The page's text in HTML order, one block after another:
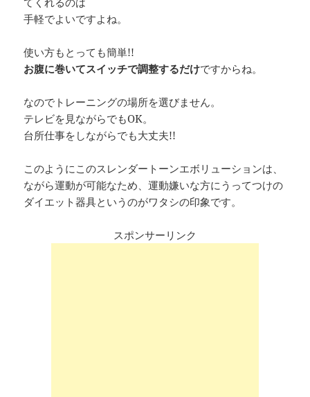
手軽でよいですよね。
使い方もとっても簡単!!
お腹に巻いてスイッチで調整するだけですからね。
なのでトレーニングの場所を選びません。
テレビを見ながらでもOK。
台所仕事をしながらでも大丈夫!!
このようにこのスレンダートーンエボリューションは、
ながら運動が可能なため、運動嫌いな方にうってつけの
ダイエット器具というのがワタシの印象です。
スポンサーリンク